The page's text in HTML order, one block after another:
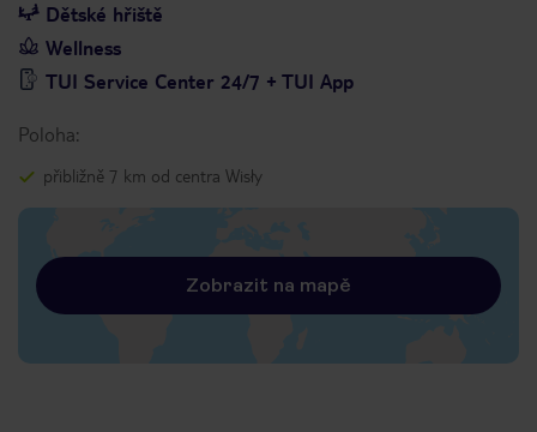
Dětské hřiště
Wellness
TUI Service Center 24/7 + TUI App
Poloha:
přibližně 7 km od centra Wisły
Zobrazit na mapě